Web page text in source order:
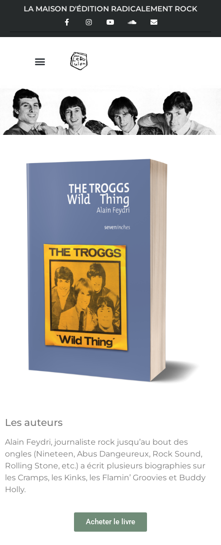
LA MAISON D'ÉDITION RADICALEMENT ROCK
Les auteurs
Alain Feydri, journaliste rock jusqu’au bout des
ongles (Nineteen, Abus Dangeureux, Rock Sound,
Rolling Stone, etc.) a écrit plusieurs biographies sur
les Cramps, les Kinks, les Flamin’ Groovies et Buddy
Holly.
Acheter le livre